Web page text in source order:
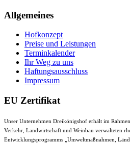
Allgemeines
Hofkonzept
Preise und Leistungen
Terminkalender
Ihr Weg zu uns
Haftungsausschluss
Impressum
EU Zertifikat
Unser Unternehmen Dreikönigshof erhält im
Verkehr, Landwirtschaft und Weinbau verwalteten
Entwicklungsprogramms „Umweltmaßnahmen,